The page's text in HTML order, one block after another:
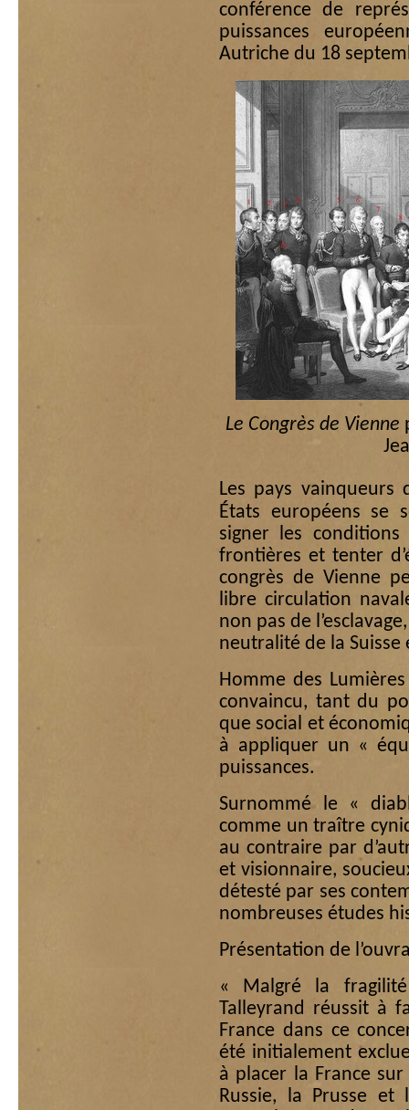
conférence de
puissances
Autriche du 18
Le Congrès de Vienne
Les pays vainqueurs
États européens se
signer les
frontières et tenter
congrès de Vienne
libre circulation
non pas de
neutralité de la Suisse
Homme des
convaincu, tant du
que social et
à appliquer un «
puissances.
Surnommé le «
comme un traître
au contraire par
et visionnaire,
détesté par ses
nombreuses études
Présentation de
« Malgré la
Talleyrand réussit à
France dans ce
été initialement
à placer la France sur
Russie, la Prusse et